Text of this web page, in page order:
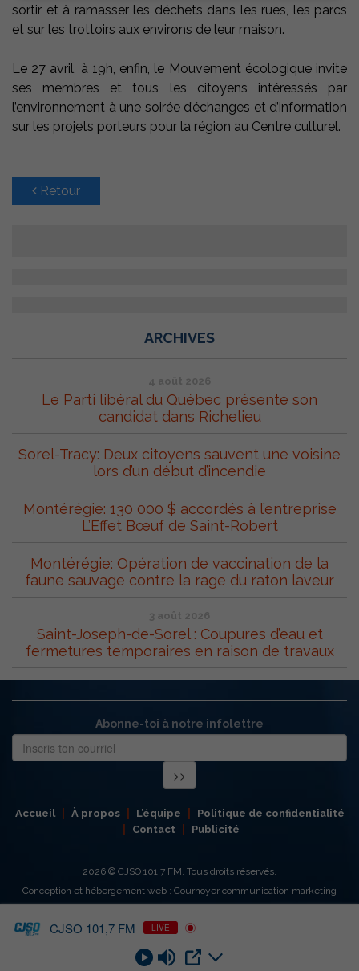
sortir et à ramasser les déchets dans les rues, les parcs
et sur les trottoirs aux environs de leur maison.
Le 27 avril, à 19h, enfin, le Mouvement écologique invite
ses membres et tous les citoyens intéressés par
l’environnement à une soirée d’échanges et d’information
sur les projets porteurs pour la région au Centre culturel.
Retour
ARCHIVES
4 août 2026
Le Parti libéral du Québec présente son
candidat dans Richelieu
Sorel-Tracy: Deux citoyens sauvent une voisine
lors d’un début d’incendie
Montérégie: 130 000 $ accordés à l’entreprise
L’Effet Bœuf de Saint-Robert
Montérégie: Opération de vaccination de la
faune sauvage contre la rage du raton laveur
3 août 2026
Saint-Joseph-de-Sorel : Coupures d’eau et
fermetures temporaires en raison de travaux
Abonne-toi à notre infolettre
Accueil À propos L’équipe
Politique de confidentialité
Contact
Publicité
2026 © CJSO 101,7 FM. Tous droits réservés.
Conception et hébergement web : Cournoyer communication marketing
CJSO 101,7 FM LIVE